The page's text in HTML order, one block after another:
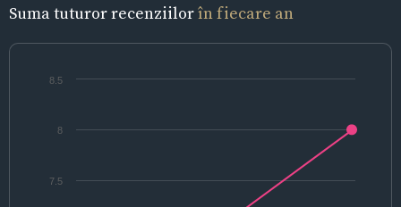
Suma tuturor recenziilorîn fiecare an
7.5
8
8.5